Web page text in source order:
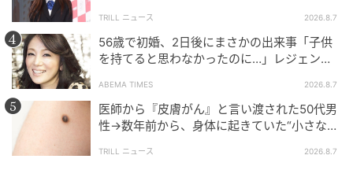
TRILL ニュース 2026.8.7
56歳で初婚、2日後にまさかの出来事「子供
を持てると思わなかったのに…」レジェンド
ABEMA TIMES 2026.8.7
医師から『皮膚がん』と言い渡された50代男
性→数年前から、身体に起きていた“小さな異
TRILL ニュース 2026.8.7